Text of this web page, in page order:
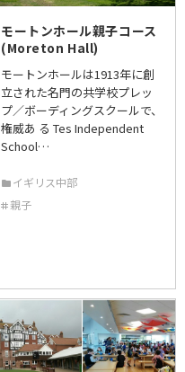
モートンホール親子コース
(Moreton Hall)
モートンホールは1913年に創
立された名門の共学校プレッ
プ／ボーディングスクールで、
権威あ る Tes Independent
School…
イギリス中部
親子